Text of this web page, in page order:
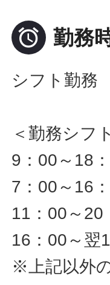
 勤務
シフト勤務
＜勤務シフ
9：00～18
7：00～16
11：00～20
16：00～翌
※上記以外